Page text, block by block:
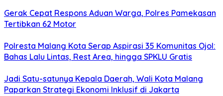
Gerak Cepat Respons Aduan Warga, Polres Pamekasan
Tertibkan 62 Motor
Polresta Malang Kota Serap Aspirasi 35 Komunitas Ojol:
Bahas Lalu Lintas, Rest Area, hingga SPKLU Gratis
Jadi Satu-satunya Kepala Daerah, Wali Kota Malang
Paparkan Strategi Ekonomi Inklusif di Jakarta